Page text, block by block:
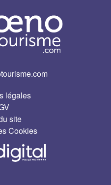
légales
site
Cookies